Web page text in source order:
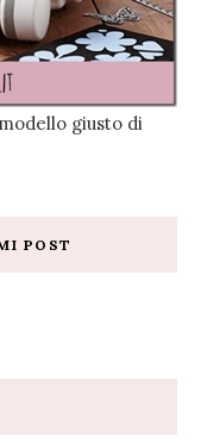
giusto di
POST